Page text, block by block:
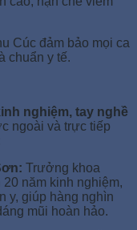
Cúc đảm bảo mọi ca
chuẩn y tế.
nghiệm, tay nghề
ngoài và trực tiếp
Trưởng khoa
năm kinh nghiệm,
y, giúp hàng nghìn
mũi hoàn hảo.